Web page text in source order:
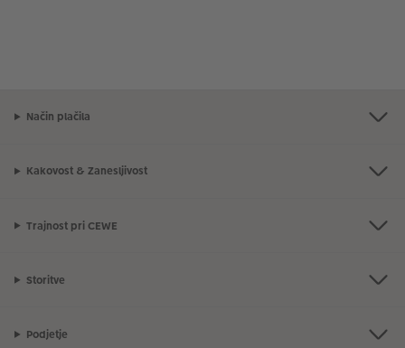
Način plačila
Kakovost & Zanesljivost
Trajnost pri CEWE
Storitve
Podjetje